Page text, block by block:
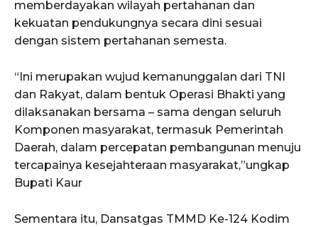
memberdayakan wilayah pertahanan dan
kekuatan pendukungnya secara dini sesuai
dengan sistem pertahanan semesta.
“Ini merupakan wujud kemanunggalan dari TNI
dan Rakyat, dalam bentuk Operasi Bhakti yang
dilaksanakan bersama – sama dengan seluruh
Komponen masyarakat, termasuk Pemerintah
Daerah, dalam percepatan pembangunan menuju
tercapainya kesejahteraan masyarakat,”ungkap
Bupati Kaur
Sementara itu, Dansatgas TMMD Ke-124 Kodim